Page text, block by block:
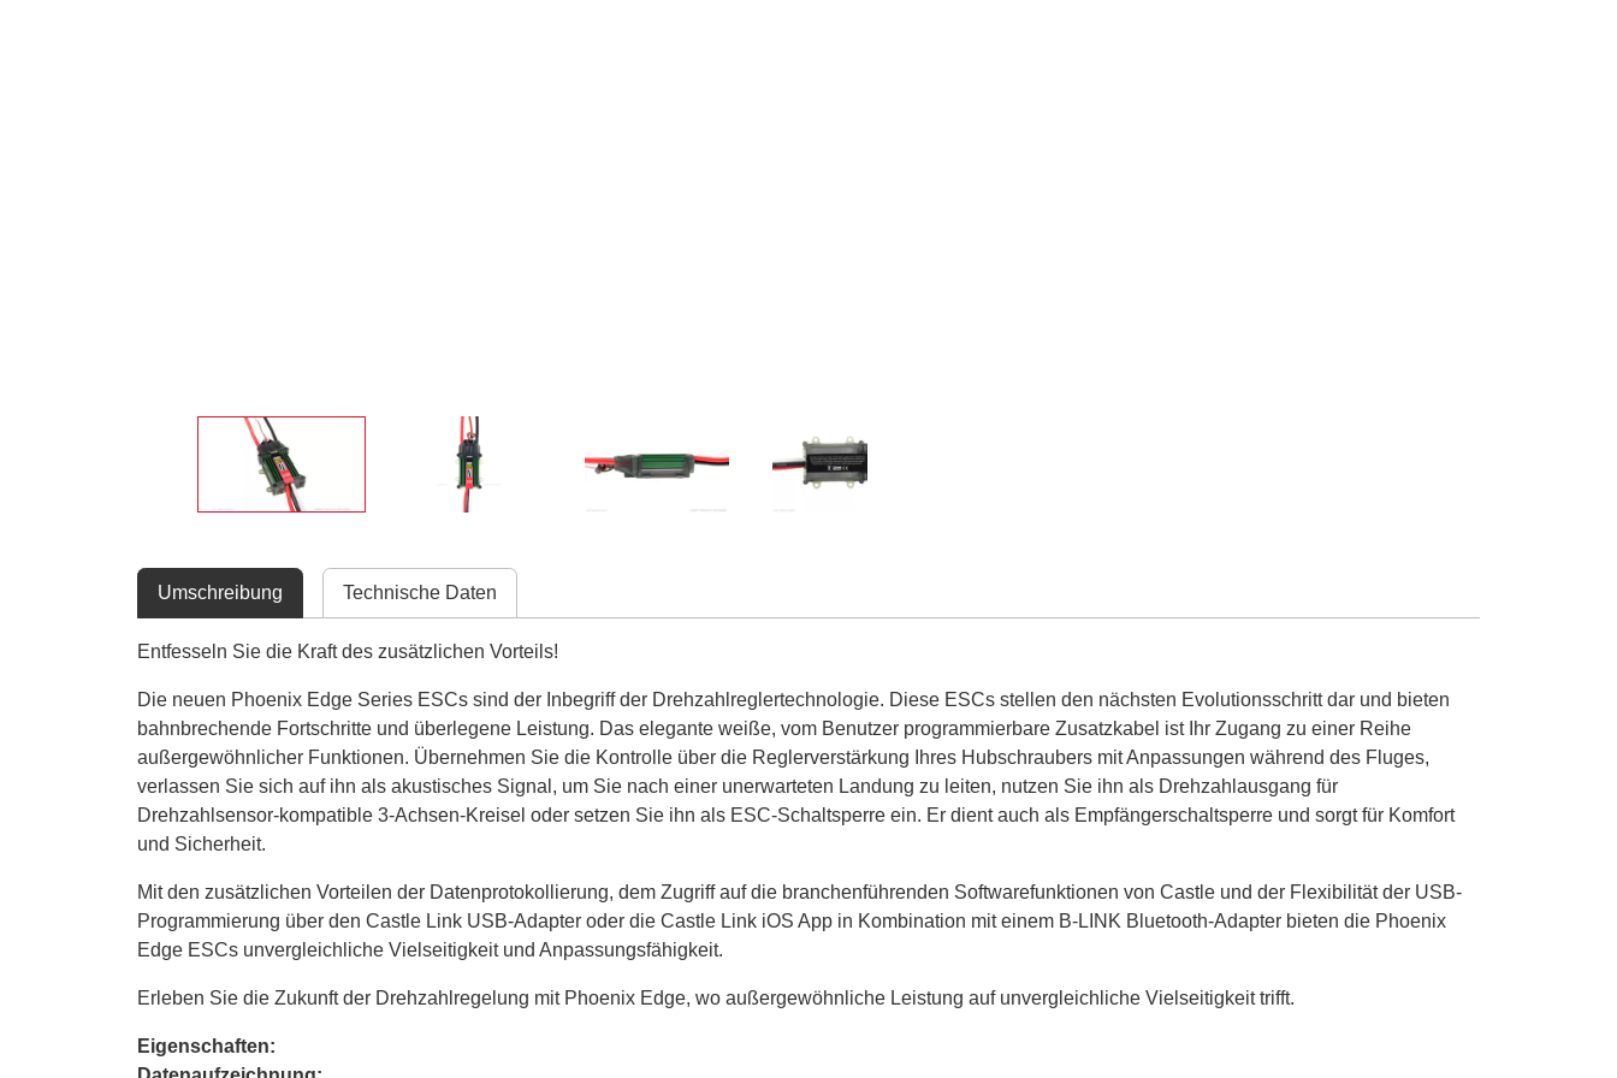
Umschreibung Technische Daten
Entfesseln Sie die Kraft des zusätzlichen Vorteils!
Die neuen Phoenix Edge Series ESCs sind der Inbegriff der Drehzahlreglertechnologie. Diese ESCs stellen den nächsten Evolutionsschritt dar und bieten
bahnbrechende Fortschritte und überlegene Leistung. Das elegante weiße, vom Benutzer programmierbare Zusatzkabel ist Ihr Zugang zu einer Reihe
außergewöhnlicher Funktionen. Übernehmen Sie die Kontrolle über die Reglerverstärkung Ihres Hubschraubers mit Anpassungen während des Fluges,
verlassen Sie sich auf ihn als akustisches Signal, um Sie nach einer unerwarteten Landung zu leiten, nutzen Sie ihn als Drehzahlausgang für
Drehzahlsensor-kompatible 3-Achsen-Kreisel oder setzen Sie ihn als ESC-Schaltsperre ein. Er dient auch als Empfängerschaltsperre und sorgt für Komfort
und Sicherheit.
Mit den zusätzlichen Vorteilen der Datenprotokollierung, dem Zugriff auf die branchenführenden Softwarefunktionen von Castle und der Flexibilität der USB-
Programmierung über den Castle Link USB-Adapter oder die Castle Link iOS App in Kombination mit einem B-LINK Bluetooth-Adapter bieten die Phoenix
Edge ESCs unvergleichliche Vielseitigkeit und Anpassungsfähigkeit.
Erleben Sie die Zukunft der Drehzahlregelung mit Phoenix Edge, wo außergewöhnliche Leistung auf unvergleichliche Vielseitigkeit trifft.
Eigenschaften: